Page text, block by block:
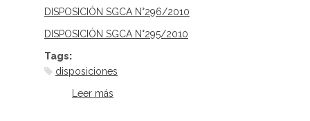
DISPOSICIÓN SGCA N°296/2010
DISPOSICIÓN SGCA N°295/2010
Tags:
disposiciones
Leer más